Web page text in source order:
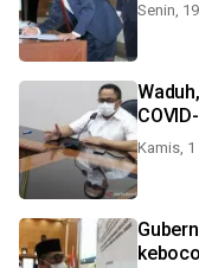
Senin,
Kamis, 1